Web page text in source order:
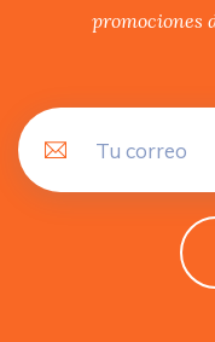
promociones